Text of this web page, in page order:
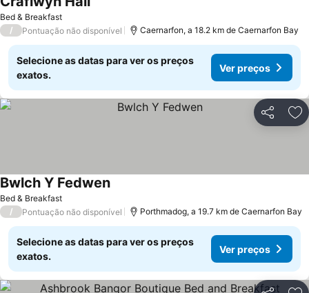
Bed & Breakfast
Ver preços
/ Pontuação não disponível Caernarfon, a 18.2 km de Caernarfon Bay
Selecione as datas para ver os preços
exatos.
Ver preços
Partilhar
Bed & Breakfast
Bwlch Y FedwenVer preços
/ Pontuação não disponível Porthmadog, a 19.7 km de Caernarfon Bay
Selecione as datas para ver os preços
exatos.
Ver preços